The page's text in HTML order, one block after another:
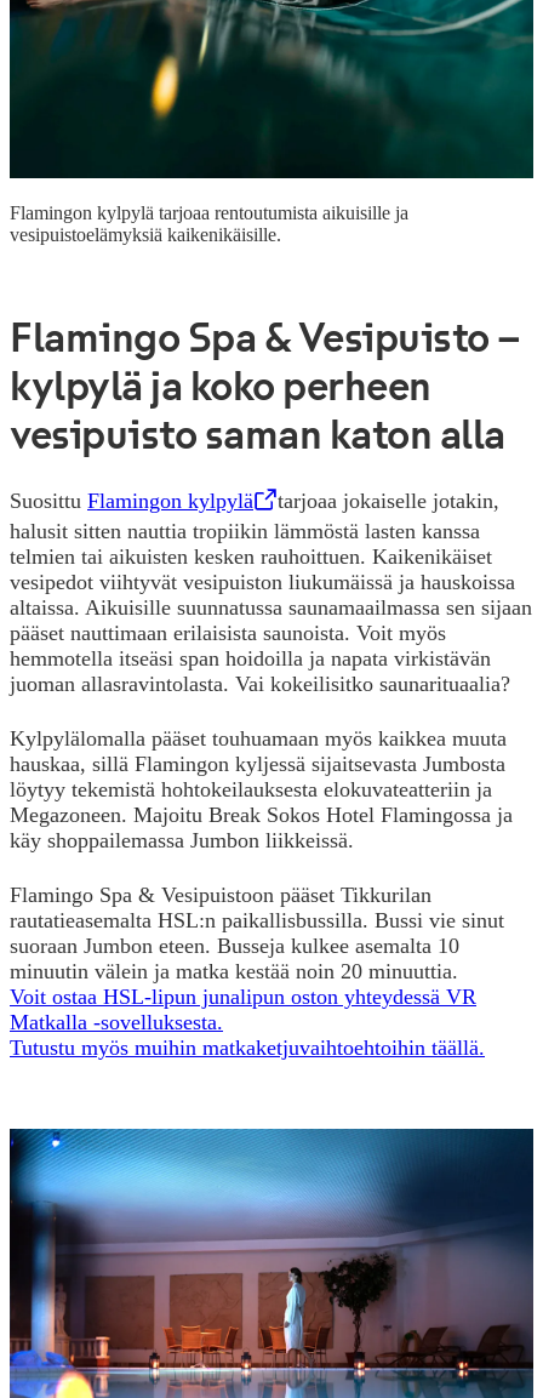
Flamingon kylpylä tarjoaa rentoutumista aikuisille ja
vesipuistoelämyksiä kaikenikäisille.
Flamingo Spa & Vesipuisto –
kylpylä ja koko perheen
vesipuisto saman katon alla
Suosittu Flamingon kylpylä
,Opens in a new tab
tarjoaa jokaiselle jotakin,
halusit sitten nauttia tropiikin lämmöstä lasten kanssa
telmien tai aikuisten kesken rauhoittuen. Kaikenikäiset
vesipedot viihtyvät vesipuiston liukumäissä ja hauskoissa
altaissa. Aikuisille suunnatussa saunamaailmassa sen sijaan
pääset nauttimaan erilaisista saunoista. Voit myös
hemmotella itseäsi span hoidoilla ja napata virkistävän
juoman allasravintolasta. Vai kokeilisitko saunarituaalia?
Kylpylälomalla pääset touhuamaan myös kaikkea muuta
hauskaa, sillä Flamingon kyljessä sijaitsevasta Jumbosta
löytyy tekemistä hohtokeilauksesta elokuvateatteriin ja
Megazoneen. Majoitu Break Sokos Hotel Flamingossa ja
käy shoppailemassa Jumbon liikkeissä.
Flamingo Spa & Vesipuistoon pääset Tikkurilan
rautatieasemalta HSL:n paikallisbussilla. Bussi vie sinut
suoraan Jumbon eteen. Busseja kulkee asemalta 10
minuutin välein ja matka kestää noin 20 minuuttia.
Voit ostaa HSL-lipun junalipun oston yhteydessä VR
Matkalla -sovelluksesta.
Tutustu myös muihin matkaketjuvaihtoehtoihin täällä.